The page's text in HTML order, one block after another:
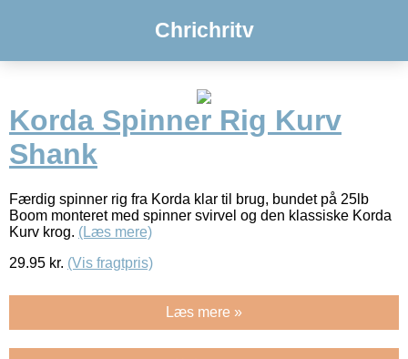
Chrichritv
Korda Spinner Rig Kurv
Shank
Færdig spinner rig fra Korda klar til brug, bundet på 25lb
Boom monteret med spinner svirvel og den klassiske Korda
Kurv krog. (Læs mere)
29.95 kr. (Vis fragtpris)
Læs mere »